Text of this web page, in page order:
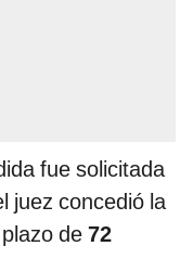
fue solicitada
juez concedió la
de 72